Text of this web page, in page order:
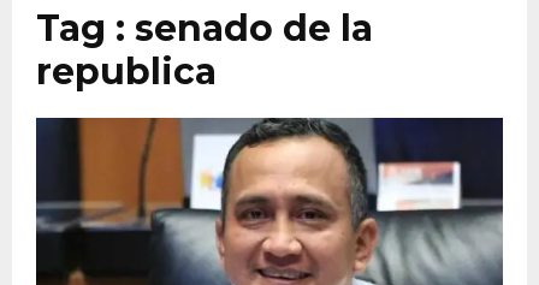
Tag : senado de la
republica